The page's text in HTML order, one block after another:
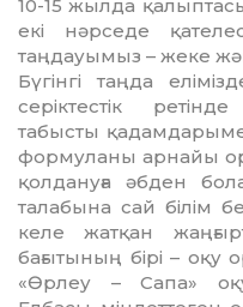
10-15 жылда
екі нәрседе
таңдауымыз – жеке
Бүгінгі таңда
серіктестік
табысты
формуланы арнайы
қол­дануға әбден
талабына сай білім
келе жатқан
бағытының бірі –
«Өрлеу – Сапа» оқу-